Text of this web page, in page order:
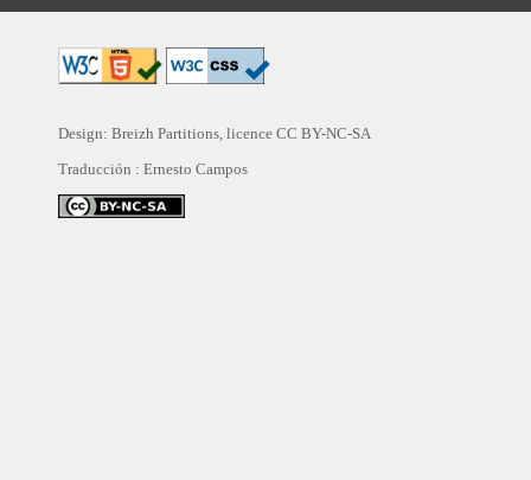
Design: Breizh Partitions, licence CC BY-NC-SA
Traducción : Ernesto Campos